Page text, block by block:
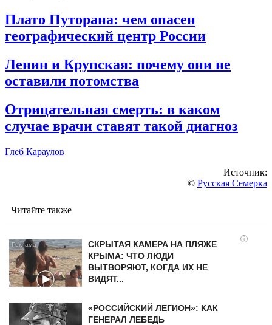
Плато Путорана: чем опасен
географический центр России
Ленин и Крупская: почему они не
оставили потомства
Отрицательная смерть: в каком
случае врачи ставят такой диагноз
Глеб Караулов
Источник:
© Русская Семерка
Читайте также
i
СКРЫТАЯ КАМЕРА НА ПЛЯЖЕ
КРЫМА: ЧТО ЛЮДИ
ВЫТВОРЯЮТ, КОГДА ИХ НЕ
ВИДЯТ...
«РОССИЙСКИЙ ЛЕГИОН»: КАК
ГЕНЕРАЛ ЛЕБЕДЬ